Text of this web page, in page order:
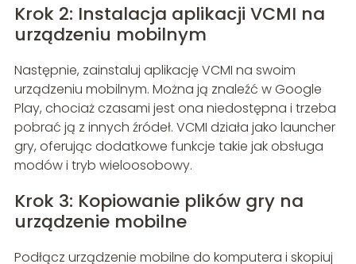
Krok 2: Instalacja aplikacji VCMI na
urządzeniu mobilnym
Następnie, zainstaluj aplikację VCMI na swoim
urządzeniu mobilnym. Można ją znaleźć w Google
Play, chociaż czasami jest ona niedostępna i trzeba
pobrać ją z innych źródeł. VCMI działa jako launcher
gry, oferując dodatkowe funkcje takie jak obsługa
modów i tryb wieloosobowy.
Krok 3: Kopiowanie plików gry na
urządzenie mobilne
Podłącz urządzenie mobilne do komputera i skopiuj